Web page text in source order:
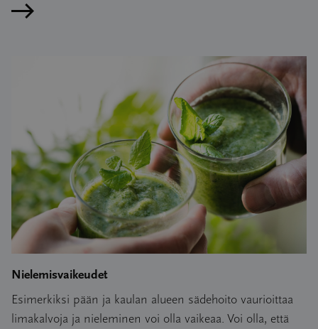
Lue artikkeli
Nielemisvaikeudet
Esimerkiksi pään ja kaulan alueen sädehoito vaurioittaa
limakalvoja ja nieleminen voi olla vaikeaa. Voi olla, että